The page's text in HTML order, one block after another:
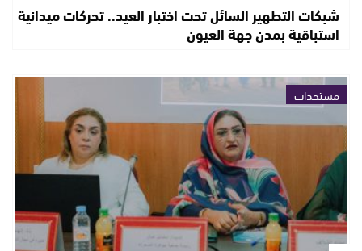
شبكات التطهير السائل تحت اختبار العيد.. تحركات ميدانية
استباقية بمدن جهة العيون
مستجدات